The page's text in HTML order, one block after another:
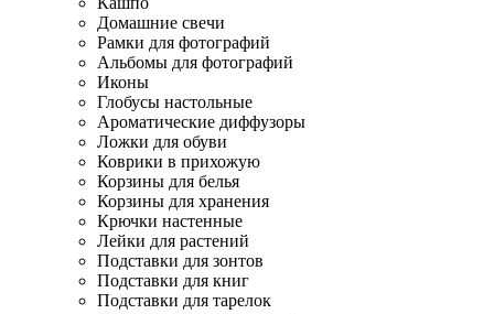
Домашние свечи
Рамки для фотографий
Альбомы для фотографий
Иконы
Глобусы настольные
Ароматические диффузоры
Ложки для обуви
Коврики в прихожую
Корзины для белья
Корзины для хранения
Крючки настенные
Лейки для растений
Подставки для зонтов
Подставки для книг
Подставки для тарелок